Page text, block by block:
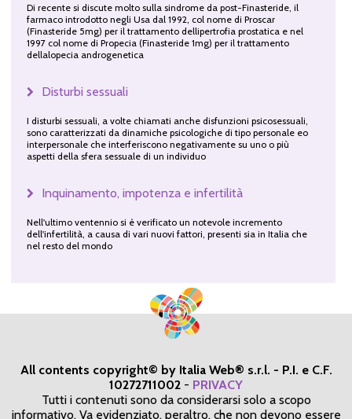
Di recente si discute molto sulla sindrome da post-Finasteride, il
farmaco introdotto negli Usa dal 1992, col nome di Proscar
(Finasteride 5mg) per il trattamento dellipertrofia prostatica e nel
1997 col nome di Propecia (Finasteride 1mg) per il trattamento
dellalopecia androgenetica
Disturbi sessuali
I disturbi sessuali, a volte chiamati anche disfunzioni psicosessuali,
sono caratterizzati da dinamiche psicologiche di tipo personale eo
interpersonale che interferiscono negativamente su uno o più
aspetti della sfera sessuale di un individuo
Inquinamento, impotenza e infertilità
Nell'ultimo ventennio si è verificato un notevole incremento
dell'infertilità, a causa di vari nuovi fattori, presenti sia in Italia che
nel resto del mondo
All contents copyright© by Italia Web® s.r.l. - P.I. e C.F.
10272711002 - PRIVACY
Tutti i contenuti sono da considerarsi solo a scopo
informativo. Va evidenziato, peraltro, che non devono essere